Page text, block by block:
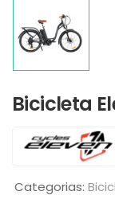
Bicicleta
Categorias: